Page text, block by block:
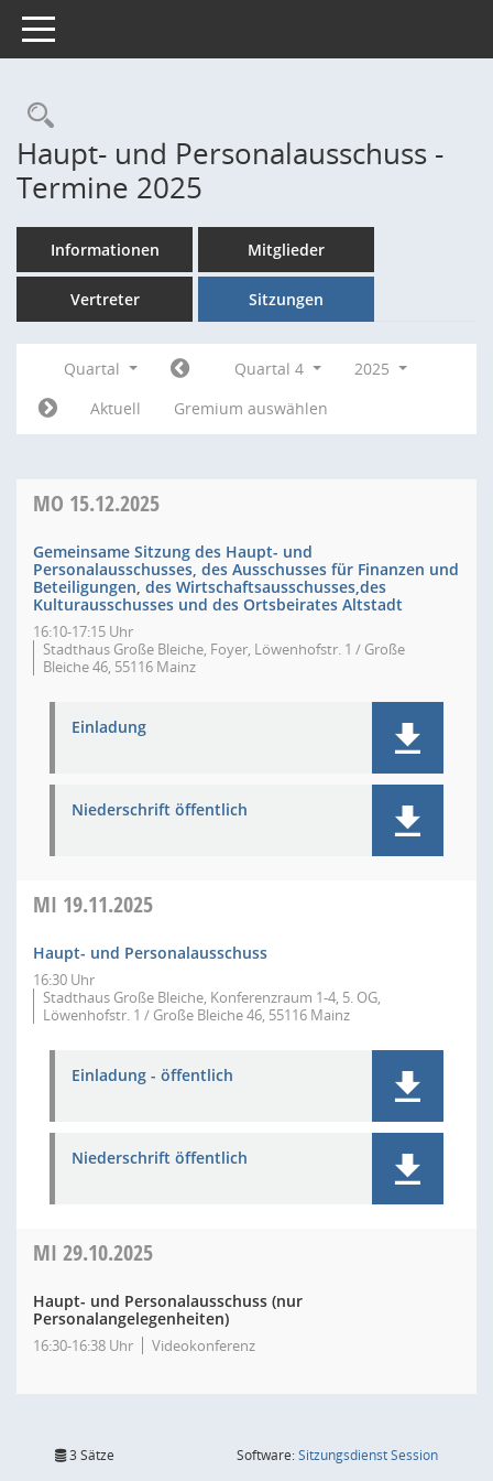
Toggle navigation
Rechercheauswahl
Haupt- und Personalausschuss -
Termine 2025
Informationen Mitglieder
Vertreter Sitzungen
Quartal Quartal 4
2025
Aktuell
Gremium auswählen
MO 15.12.2025
Gemeinsame Sitzung des Haupt- und
Personalausschusses, des Ausschusses für Finanzen und
Beteiligungen, des Wirtschaftsausschusses,des
Kulturausschusses und des Ortsbeirates Altstadt
16:10-17:15 Uhr
Stadthaus Große Bleiche, Foyer, Löwenhofstr. 1 / Große
Bleiche 46, 55116 Mainz
Einladung
Niederschrift öffentlich
MI 19.11.2025
Haupt- und Personalausschuss
16:30 Uhr
Stadthaus Große Bleiche, Konferenzraum 1-4, 5. OG,
Löwenhofstr. 1 / Große Bleiche 46, 55116 Mainz
Einladung - öffentlich
Niederschrift öffentlich
MI 29.10.2025
Haupt- und Personalausschuss (nur
Personalangelegenheiten)
16:30-16:38 Uhr Videokonferenz
3 Sätze Software:SitzungsdienstSession(Wird in